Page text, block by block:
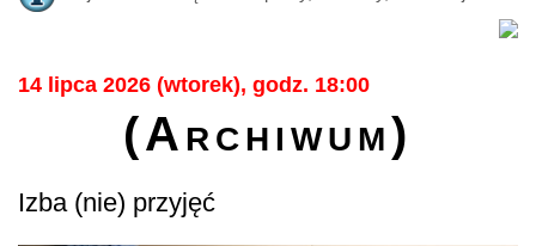
14 lipca 2026 (wtorek), godz. 18:00
(Archiwum)
Izba (nie) przyjęć